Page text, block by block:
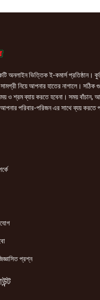
অনলাইন ভিত্তিক ই-কমার্স প্রতিষ্ঠান।
নিয়ে আপনার হাতের নাগালে।
ও শ্রম ব্যায় করতে হবেনা। সময় বাঁচান,
পরিবার-পরিজন এর সাথে ব্যয় করতে
প্রশ্ন